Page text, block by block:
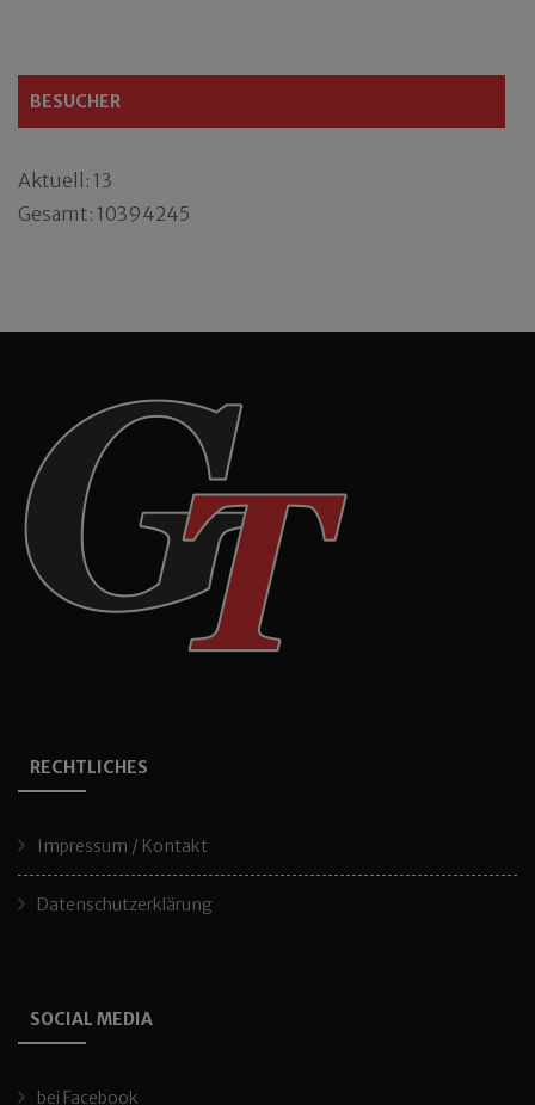
BESUCHER
Aktuell: 13
Gesamt: 10394245
RECHTLICHES
Impressum / Kontakt
Datenschutzerklärung
SOCIAL MEDIA
bei Facebook